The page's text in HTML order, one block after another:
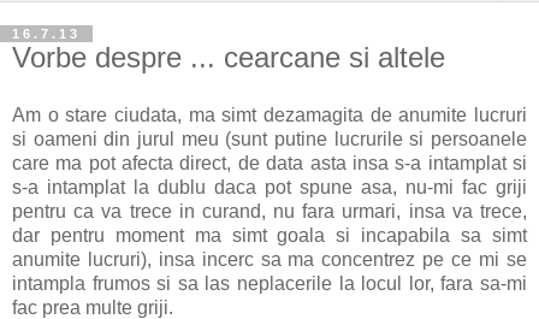
16.7.13
Vorbe despre ... cearcane si altele
Am o stare ciudata, ma simt dezamagita de anumite lucruri
si oameni din jurul meu (sunt putine lucrurile si persoanele
care ma pot afecta direct, de data asta insa s-a intamplat si
s-a intamplat la dublu daca pot spune asa, nu-mi fac griji
pentru ca va trece in curand, nu fara urmari, insa va trece,
dar pentru moment ma simt goala si incapabila sa simt
anumite lucruri), insa incerc sa ma concentrez pe ce mi se
intampla frumos si sa las neplacerile la locul lor, fara sa-mi
fac prea multe griji.